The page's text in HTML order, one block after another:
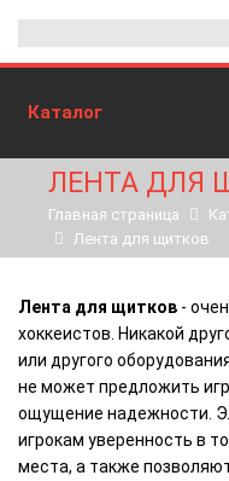
Каталог
ЛЕНТА ДЛЯ
Главная страница
Лента для щитков
Лента для щитков -
хоккеистов. Никакой
или другого
не может предложить
ощущение надежности.
игрокам уверенность в
места, а также